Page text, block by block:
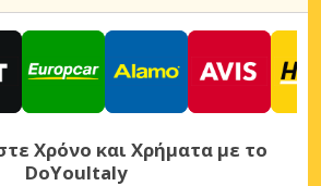
Χρόνο και Χρήματα με το
DoYouItaly